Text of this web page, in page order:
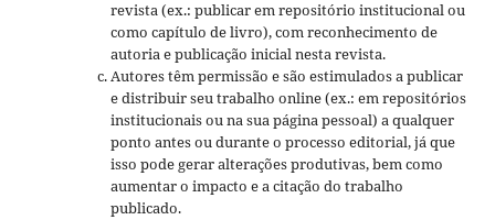
revista (ex.: publicar em repositório institucional ou
como capítulo de livro), com reconhecimento de
autoria e publicação inicial nesta revista.
Autores têm permissão e são estimulados a publicar
e distribuir seu trabalho online (ex.: em repositórios
institucionais ou na sua página pessoal) a qualquer
ponto antes ou durante o processo editorial, já que
isso pode gerar alterações produtivas, bem como
aumentar o impacto e a citação do trabalho
publicado.